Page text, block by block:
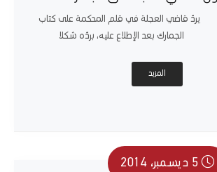
يردّ قاضي العجلة في قلم المحكمة على كتاب
الجمارك بعد الإطلاع عليه، بردّه شكلا
المزيد
5 ديسمبر، 2014